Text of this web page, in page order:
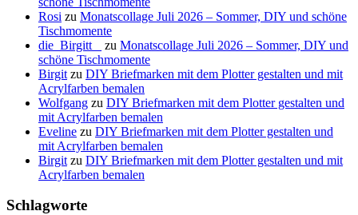
Rosi zu Monatscollage Juli 2026 – Sommer, DIY und schöne
Tischmomente
die_Birgitt _
zu Monatscollage Juli 2026 – Sommer, DIY und
schöne Tischmomente
Birgit zu DIY Briefmarken mit dem Plotter gestalten und mit
Acrylfarben bemalen
Wolfgang zu DIY Briefmarken mit dem Plotter gestalten und
mit Acrylfarben bemalen
Eveline zu DIY Briefmarken mit dem Plotter gestalten und
mit Acrylfarben bemalen
Birgit zu DIY Briefmarken mit dem Plotter gestalten und mit
Acrylfarben bemalen
Schlagworte